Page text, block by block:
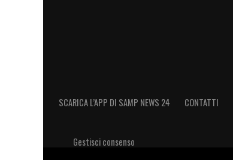
SCARICA L’APP DI SAMP NEWS 24 CONTATTI
Gestisci consenso